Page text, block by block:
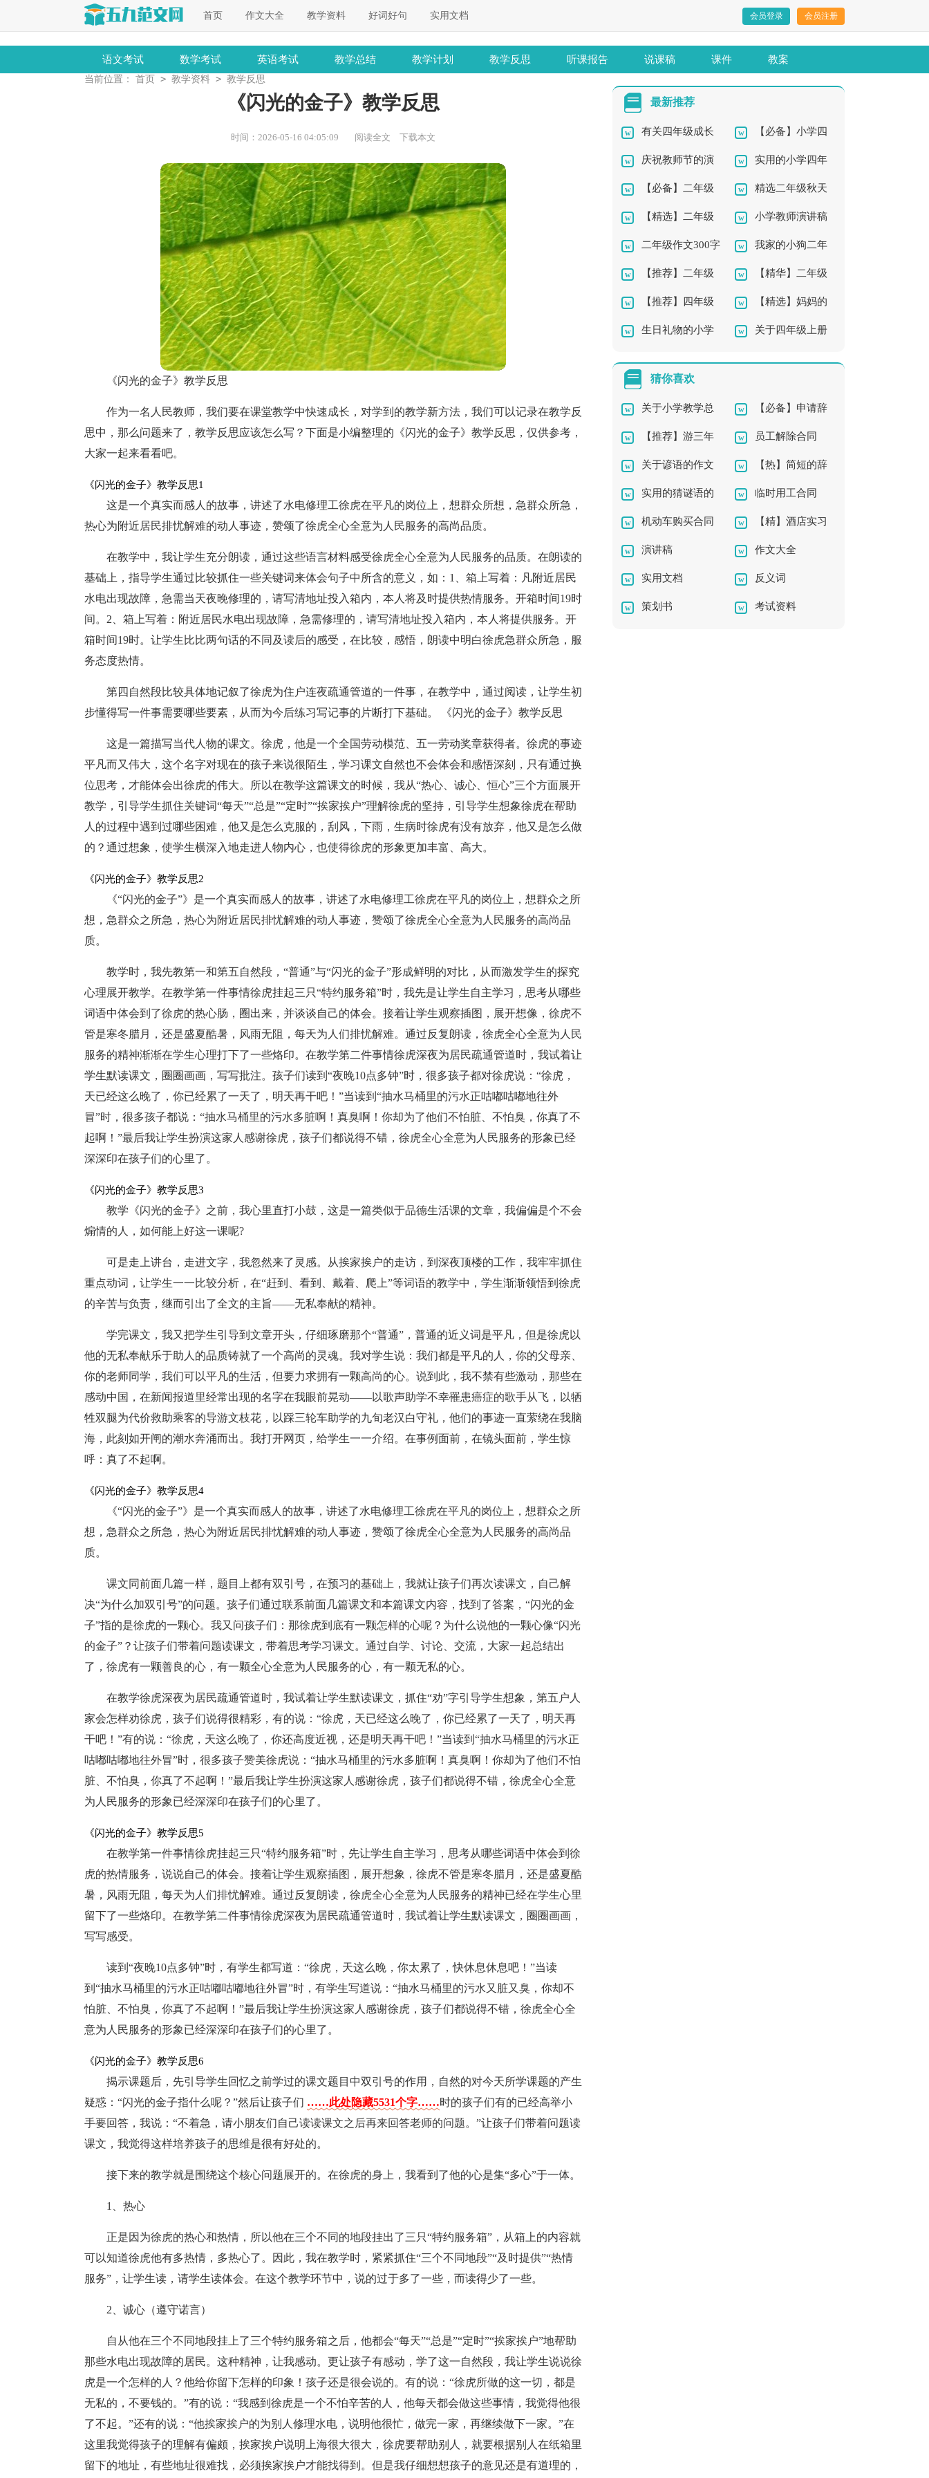
首页 作文大全 教学资料 好词好句 实用文档 会员登录 会员注册
语文考试 数学考试 英语考试 教学总结 教学计划 教学反思 听课报告 说课稿 课件 教案
当前位置： 首页 > 教学资料 > 教学反思
《闪光的金子》教学反思
时间：2026-05-16 04:05:09 阅读全文 下载本文
《闪光的金子》教学反思
作为一名人民教师，我们要在课堂教学中快速成长，对学到的教学新方法，我们可以记录在教学反
思中，那么问题来了，教学反思应该怎么写？下面是小编整理的《闪光的金子》教学反思，仅供参考，
大家一起来看看吧。
《闪光的金子》教学反思1
这是一个真实而感人的故事，讲述了水电修理工徐虎在平凡的岗位上，想群众所想，急群众所急，
热心为附近居民排忧解难的动人事迹，赞颂了徐虎全心全意为人民服务的高尚品质。
在教学中，我让学生充分朗读，通过这些语言材料感受徐虎全心全意为人民服务的品质。在朗读的
基础上，指导学生通过比较抓住一些关键词来体会句子中所含的意义，如：1、箱上写着：凡附近居民
水电出现故障，急需当天夜晚修理的，请写清地址投入箱内，本人将及时提供热情服务。开箱时间19时
间。2、箱上写着：附近居民水电出现故障，急需修理的，请写清地址投入箱内，本人将提供服务。开
箱时间19时。让学生比比两句话的不同及读后的感受，在比较，感悟，朗读中明白徐虎急群众所急，服
务态度热情。
第四自然段比较具体地记叙了徐虎为住户连夜疏通管道的一件事，在教学中，通过阅读，让学生初
步懂得写一件事需要哪些要素，从而为今后练习写记事的片断打下基础。 《闪光的金子》教学反思
这是一篇描写当代人物的课文。徐虎，他是一个全国劳动模范、五一劳动奖章获得者。徐虎的事迹
平凡而又伟大，这个名字对现在的孩子来说很陌生，学习课文自然也不会体会和感悟深刻，只有通过换
位思考，才能体会出徐虎的伟大。所以在教学这篇课文的时候，我从“热心、诚心、恒心”三个方面展开
教学，引导学生抓住关键词“每天”“总是”“定时”“挨家挨户”理解徐虎的坚持，引导学生想象徐虎在帮助
人的过程中遇到过哪些困难，他又是怎么克服的，刮风，下雨，生病时徐虎有没有放弃，他又是怎么做
的？通过想象，使学生横深入地走进人物内心，也使得徐虎的形象更加丰富、高大。
《闪光的金子》教学反思2
《“闪光的金子”》是一个真实而感人的故事，讲述了水电修理工徐虎在平凡的岗位上，想群众之所
想，急群众之所急，热心为附近居民排忧解难的动人事迹，赞颂了徐虎全心全意为人民服务的高尚品
质。
教学时，我先教第一和第五自然段，“普通”与“闪光的金子”形成鲜明的对比，从而激发学生的探究
心理展开教学。在教学第一件事情徐虎挂起三只“特约服务箱”时，我先是让学生自主学习，思考从哪些
词语中体会到了徐虎的热心肠，圈出来，并谈谈自己的体会。接着让学生观察插图，展开想像，徐虎不
管是寒冬腊月，还是盛夏酷暑，风雨无阻，每天为人们排忧解难。通过反复朗读，徐虎全心全意为人民
服务的精神渐渐在学生心理打下了一些烙印。在教学第二件事情徐虎深夜为居民疏通管道时，我试着让
学生默读课文，圈圈画画，写写批注。孩子们读到“夜晚10点多钟”时，很多孩子都对徐虎说：“徐虎，
天已经这么晚了，你已经累了一天了，明天再干吧！”当读到“抽水马桶里的污水正咕嘟咕嘟地往外
冒”时，很多孩子都说：“抽水马桶里的污水多脏啊！真臭啊！你却为了他们不怕脏、不怕臭，你真了不
起啊！”最后我让学生扮演这家人感谢徐虎，孩子们都说得不错，徐虎全心全意为人民服务的形象已经
深深印在孩子们的心里了。
《闪光的金子》教学反思3
教学《闪光的金子》之前，我心里直打小鼓，这是一篇类似于品德生活课的文章，我偏偏是个不会
煽情的人，如何能上好这一课呢?
可是走上讲台，走进文字，我忽然来了灵感。从挨家挨户的走访，到深夜顶楼的工作，我牢牢抓住
重点动词，让学生一一比较分析，在“赶到、看到、戴着、爬上”等词语的教学中，学生渐渐领悟到徐虎
的辛苦与负责，继而引出了全文的主旨——无私奉献的精神。
学完课文，我又把学生引导到文章开头，仔细琢磨那个“普通”，普通的近义词是平凡，但是徐虎以
他的无私奉献乐于助人的品质铸就了一个高尚的灵魂。我对学生说：我们都是平凡的人，你的父母亲、
你的老师同学，我们可以平凡的生活，但要力求拥有一颗高尚的心。说到此，我不禁有些激动，那些在
感动中国，在新闻报道里经常出现的名字在我眼前晃动——以歌声助学不幸罹患癌症的歌手从飞，以牺
牲双腿为代价救助乘客的导游文枝花，以踩三轮车助学的九旬老汉白守礼，他们的事迹一直萦绕在我脑
海，此刻如开闸的潮水奔涌而出。我打开网页，给学生一一介绍。在事例面前，在镜头面前，学生惊
呼：真了不起啊。
《闪光的金子》教学反思4
《“闪光的金子”》是一个真实而感人的故事，讲述了水电修理工徐虎在平凡的岗位上，想群众之所
想，急群众之所急，热心为附近居民排忧解难的动人事迹，赞颂了徐虎全心全意为人民服务的高尚品
质。
课文同前面几篇一样，题目上都有双引号，在预习的基础上，我就让孩子们再次读课文，自己解
决“为什么加双引号”的问题。孩子们通过联系前面几篇课文和本篇课文内容，找到了答案，“闪光的金
子”指的是徐虎的一颗心。我又问孩子们：那徐虎到底有一颗怎样的心呢？为什么说他的一颗心像“闪光
的金子”？让孩子们带着问题读课文，带着思考学习课文。通过自学、讨论、交流，大家一起总结出
了，徐虎有一颗善良的心，有一颗全心全意为人民服务的心，有一颗无私的心。
在教学徐虎深夜为居民疏通管道时，我试着让学生默读课文，抓住“劝”字引导学生想象，第五户人
家会怎样劝徐虎，孩子们说得很精彩，有的说：“徐虎，天已经这么晚了，你已经累了一天了，明天再
干吧！”有的说：“徐虎，天这么晚了，你还高度近视，还是明天再干吧！”当读到“抽水马桶里的污水正
咕嘟咕嘟地往外冒”时，很多孩子赞美徐虎说：“抽水马桶里的污水多脏啊！真臭啊！你却为了他们不怕
脏、不怕臭，你真了不起啊！”最后我让学生扮演这家人感谢徐虎，孩子们都说得不错，徐虎全心全意
为人民服务的形象已经深深印在孩子们的心里了。
《闪光的金子》教学反思5
在教学第一件事情徐虎挂起三只“特约服务箱”时，先让学生自主学习，思考从哪些词语中体会到徐
虎的热情服务，说说自己的体会。接着让学生观察插图，展开想象，徐虎不管是寒冬腊月，还是盛夏酷
暑，风雨无阻，每天为人们排忧解难。通过反复朗读，徐虎全心全意为人民服务的精神已经在学生心里
留下了一些烙印。在教学第二件事情徐虎深夜为居民疏通管道时，我试着让学生默读课文，圈圈画画，
写写感受。
读到“夜晚10点多钟”时，有学生都写道：“徐虎，天这么晚，你太累了，快休息休息吧！”当读
到“抽水马桶里的污水正咕嘟咕嘟地往外冒”时，有学生写道说：“抽水马桶里的污水又脏又臭，你却不
怕脏、不怕臭，你真了不起啊！”最后我让学生扮演这家人感谢徐虎，孩子们都说得不错，徐虎全心全
意为人民服务的形象已经深深印在孩子们的心里了。
《闪光的金子》教学反思6
揭示课题后，先引导学生回忆之前学过的课文题目中双引号的作用，自然的对今天所学课题的产生
疑惑：“闪光的金子指什么呢？”然后让孩子们 ……此处隐藏5531个字……时的孩子们有的已经高举小
手要回答，我说：“不着急，请小朋友们自己读读课文之后再来回答老师的问题。”让孩子们带着问题读
课文，我觉得这样培养孩子的思维是很有好处的。
接下来的教学就是围绕这个核心问题展开的。在徐虎的身上，我看到了他的心是集“多心”于一体。
1、热心
正是因为徐虎的热心和热情，所以他在三个不同的地段挂出了三只“特约服务箱”，从箱上的内容就
可以知道徐虎他有多热情，多热心了。因此，我在教学时，紧紧抓住“三个不同地段”“及时提供”“热情
服务”，让学生读，请学生读体会。在这个教学环节中，说的过于多了一些，而读得少了一些。
2、诚心（遵守诺言）
自从他在三个不同地段挂上了三个特约服务箱之后，他都会“每天”“总是”“定时”“挨家挨户”地帮助
那些水电出现故障的居民。这种精神，让我感动。更让孩子有感动，学了这一自然段，我让学生说说徐
虎是一个怎样的人？他给你留下怎样的印象！孩子还是很会说的。有的说：“徐虎所做的这一切，都是
无私的，不要钱的。”有的说：“我感到徐虎是一个不怕辛苦的人，他每天都会做这些事情，我觉得他很
了不起。”还有的说：“他挨家挨户的为别人修理水电，说明他很忙，做完一家，再继续做下一家。”在
这里我觉得孩子的理解有偏颇，挨家挨户说明上海很大很大，徐虎要帮助别人，就要根据别人在纸箱里
留下的地址，有些地址很难找，必须挨家挨户才能找得到。但是我仔细想想孩子的意见还是有道理的，
最新推荐
有关四年级成长
的作文3篇
【必备】小学四
年级作文汇总6篇
庆祝教师节的演
讲稿
实用的小学四年
级秋天作文300字3篇
【必备】二年级
作文300字汇总7篇
精选二年级秋天
作文300字四篇
【精选】二年级
钓鱼作文锦集7篇
小学教师演讲稿
15篇
二年级作文300字
汇编8篇
我家的小狗二年
级作文300字集锦九篇
【推荐】二年级
作文300字集合8篇
【精华】二年级
的六一作文合集10篇
【推荐】四年级
成长的作文4篇
【精选】妈妈的
手四年级作文集锦8篇
生日礼物的小学 关于四年级上册
猜你喜欢
关于小学教学总
结模板集合7篇
【必备】申请辞
职报告三篇
【推荐】游三年
级作文3篇
员工解除合同
关于谚语的作文
合集6篇
【热】简短的辞
职报告
实用的猜谜语的
作文10篇
临时用工合同
（通用14篇）
机动车购买合同 【精】酒店实习
报告
演讲稿 作文大全
实用文档 反义词
策划书 考试资料